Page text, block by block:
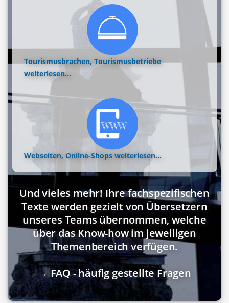
Tourismusbrachen, Tourismusbetriebe
weiterlesen...
Webseiten, Online-Shops weiterlesen...
Und vieles mehr! Ihre fachspezifischen
Texte werden gezielt von Übersetzern
unseres Teams übernommen, welche
über das Know-how im jeweiligen
Themenbereich verfügen.
→ FAQ - häufig gestellte Fragen